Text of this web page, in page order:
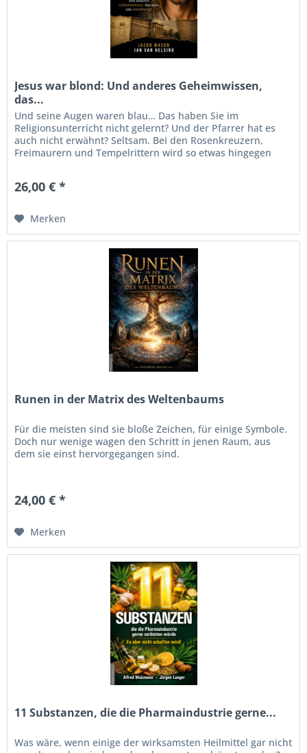
Jesus war blond: Und anderes Geheimwissen,
das...
Und seine Augen waren blau… Das haben Sie im
Religionsunterricht nicht gelernt? Und der Pfarrer hat es
auch nicht erwähnt? Seltsam. Bei den Rosenkreuzern,
Freimaurern und Tempelrittern wird so etwas hingegen
26,00 € *
Merken
Runen in der Matrix des Weltenbaums
Für die meisten sind sie bloße Zeichen, für einige Symbole.
Doch nur wenige wagen den Schritt in jenen Raum, aus
dem sie einst hervorgegangen sind.
24,00 € *
Merken
11 Substanzen, die die Pharmaindustrie gerne...
Was wäre, wenn einige der wirksamsten Heilmittel gar nicht